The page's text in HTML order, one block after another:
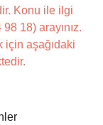
Konu ile ilgi
18) arayınız.
aşağıdaki